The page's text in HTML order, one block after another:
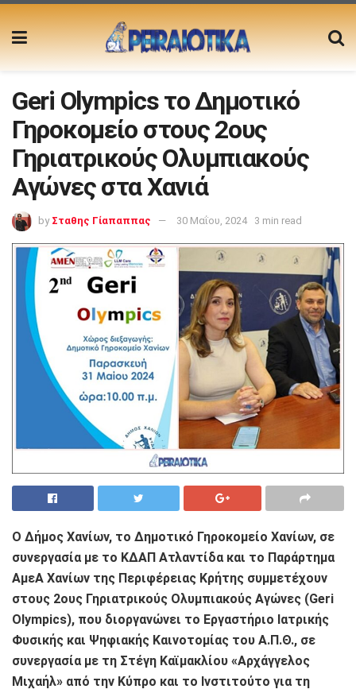
Geri Olympics το Δημοτικό
Γηροκομείο στους 2ους
Γηριατρικούς Ολυμπιακούς
Αγώνες στα Χανιά
by Σταθης Γίαπαππας 30 Μαΐου, 2024 3 min read
Ο Δήμος Χανίων, το Δημοτικό Γηροκομείο Χανίων, σε
συνεργασία με το ΚΔΑΠ Ατλαντίδα και το Παράρτημα
ΑμεΑ Χανίων της Περιφέρειας Κρήτης συμμετέχουν
στους 2ους Γηριατρικούς Ολυμπιακούς Αγώνες (Geri
Olympics), που διοργανώνει το Εργαστήριο Ιατρικής
Φυσικής και Ψηφιακής Καινοτομίας του Α.Π.Θ., σε
συνεργασία με τη Στέγη Καϊμακλίου «Αρχάγγελος
Μιχαήλ» από την Κύπρο και το Ινστιτούτο για τη